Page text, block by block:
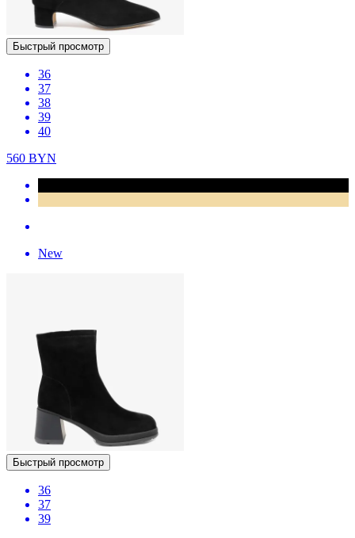
Быстрый просмотр
36
37
38
39
40
560 BYN
New
Быстрый просмотр
36
37
39